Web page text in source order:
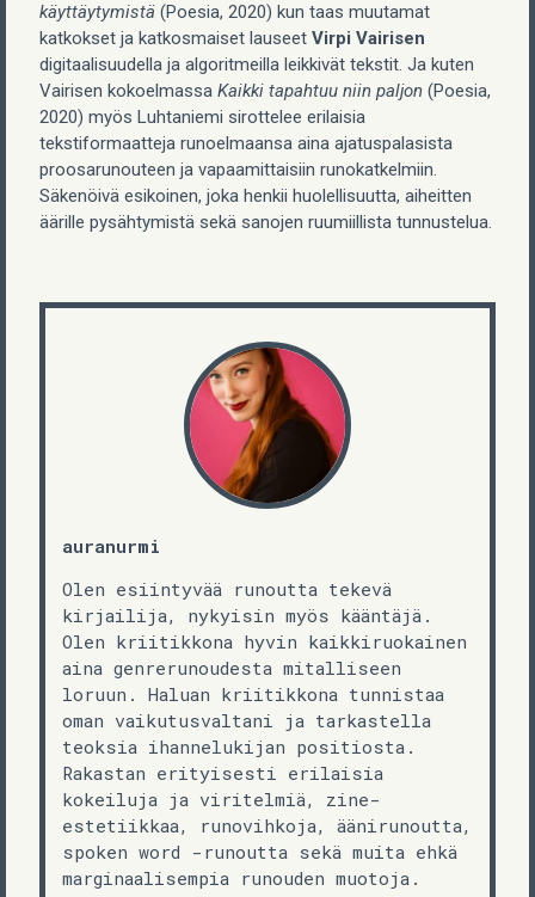
käyttäytymistä (Poesia, 2020) kun taas muutamat
katkokset ja katkosmaiset lauseet Virpi Vairisen
digitaalisuudella ja algoritmeilla leikkivät tekstit. Ja kuten
Vairisen kokoelmassa Kaikki tapahtuu niin paljon (Poesia,
2020) myös Luhtaniemi sirottelee erilaisia
tekstiformaatteja runoelmaansa aina ajatuspalasista
proosarunouteen ja vapaamittaisiin runokatkelmiin.
Säkenöivä esikoinen, joka henkii huolellisuutta, aiheitten
äärille pysähtymistä sekä sanojen ruumiillista tunnustelua.
auranurmi
Olen esiintyvää runoutta tekevä
kirjailija, nykyisin myös kääntäjä.
Olen kriitikkona hyvin kaikkiruokainen
aina genrerunoudesta mitalliseen
loruun. Haluan kriitikkona tunnistaa
oman vaikutusvaltani ja tarkastella
teoksia ihannelukijan positiosta.
Rakastan erityisesti erilaisia
kokeiluja ja viritelmiä, zine-
estetiikkaa, runovihkoja, äänirunoutta,
spoken word -runoutta sekä muita ehkä
marginaalisempia runouden muotoja.